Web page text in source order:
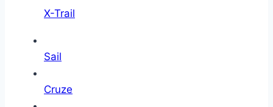
X-Trail
Sail
Cruze